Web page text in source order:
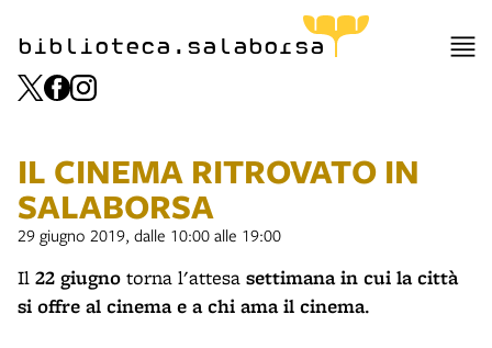
biblioteca.salaborsa
IL CINEMA RITROVATO IN
SALABORSA
29 giugno 2019, dalle 10:00 alle 19:00
Il 22 giugno torna l'attesa settimana in cui la città
si offre al cinema e a chi ama il cinema.